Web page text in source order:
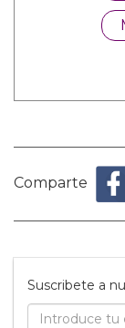
Comparte
Suscribete a